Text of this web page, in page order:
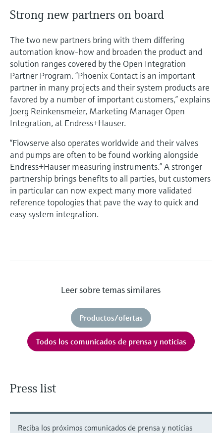
Strong new partners on board
The two new partners bring with them differing
automation know-how and broaden the product and
solution ranges covered by the Open Integration
Partner Program. “Phoenix Contact is an important
partner in many projects and their system products are
favored by a number of important customers,” explains
Joerg Reinkensmeier, Marketing Manager Open
Integration, at Endress+Hauser.
“Flowserve also operates worldwide and their valves
and pumps are often to be found working alongside
Endress+Hauser measuring instruments.” A stronger
partnership brings benefits to all parties, but customers
in particular can now expect many more validated
reference topologies that pave the way to quick and
easy system integration.
Leer sobre temas similares
Productos/ofertas
Todos los comunicados de prensa y noticias
Press list
Reciba los próximos comunicados de prensa y noticias